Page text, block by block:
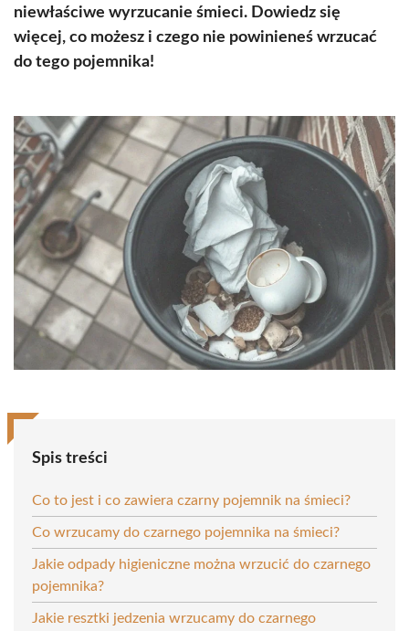
niewłaściwe wyrzucanie śmieci. Dowiedz się
więcej, co możesz i czego nie powinieneś wrzucać
do tego pojemnika!
Spis treści
Co to jest i co zawiera czarny pojemnik na śmieci?
Co wrzucamy do czarnego pojemnika na śmieci?
Jakie odpady higieniczne można wrzucić do czarnego
pojemnika?
Jakie resztki jedzenia wrzucamy do czarnego